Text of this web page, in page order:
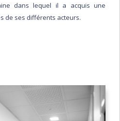
dans lequel il a acquis une
de ses différents acteurs.